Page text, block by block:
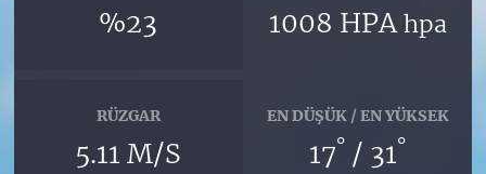
%23 1008 HPAhpa
RÜZGAR
5.11 M/S
EN DÜŞÜK / EN YÜKSEK
17° / 31°